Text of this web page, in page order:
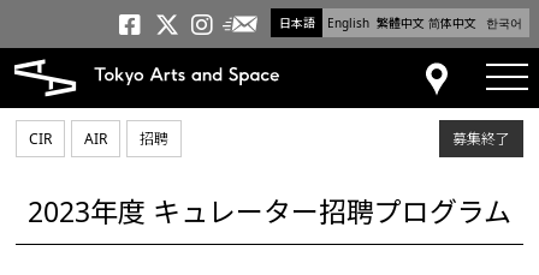
日本語 English 繁體中文 简体中文 한국어
トーキョーアーツアンド
トーキョーアーツアンド
トーキョーアーツア
メールニュース
アクセス
CIR AIR 招聘 募集終了
2023年度 キュレーター招聘プログラム